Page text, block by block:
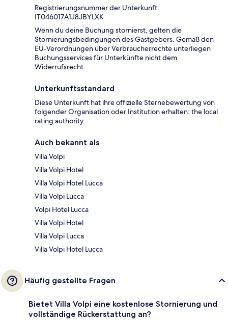
Registrierungsnummer der Unterkunft:
IT046017A1J8JBYLXK
Wenn du deine Buchung stornierst, gelten die
Stornierungsbedingungen des Gastgebers. Gemäß den
EU-Verordnungen über Verbraucherrechte unterliegen
Buchungsservices für Unterkünfte nicht dem
Widerrufsrecht.
Unterkunftsstandard
Diese Unterkunft hat ihre offizielle Sternebewertung von
folgender Organisation oder Institution erhalten: the local
rating authority.
Auch bekannt als
Villa Volpi
Villa Volpi Hotel
Villa Volpi Hotel Lucca
Villa Volpi Lucca
Volpi Hotel Lucca
Villa Volpi Hotel
Villa Volpi Lucca
Villa Volpi Hotel Lucca
Häufig gestellte Fragen
Bietet Villa Volpi eine kostenlose Stornierung und
vollständige Rückerstattung an?